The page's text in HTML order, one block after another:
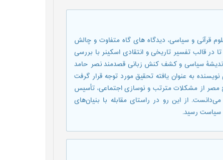
قرآنی و سیاسی، دیدگاه های گاه متفاوت و چالش
قالب تفسیر تاریخی و انتقادی اسکینر با بررسی
اندیشۀ سیاسی و کشف کنش زبانی قصدمند نصر حامد
به عنوان یافته تحقیق مورد توجه قرار گرفت
مصر از مشکلات مترتب و نوسازی اجتماعی، تأسیس
از این رو در راستای مقابله با بنیان‌های
سیاست رسید.